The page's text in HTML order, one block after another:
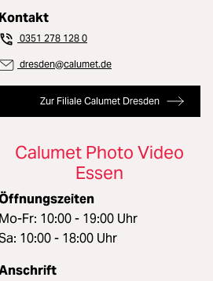
Kontakt
0351 278 128 0
dresden@calumet.de
Zur Filiale Calumet Dresden
Calumet Photo Video
Essen
Mo-Fr: 10:00 - 19:00 Uhr
10:00 - 18:00 Uhr